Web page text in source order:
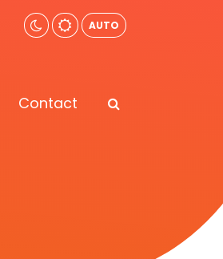
AUTO
Contact